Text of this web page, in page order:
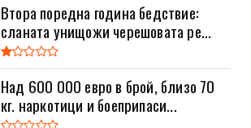
Втора поредна година бедствие:
сланата унищожи черешовата ре...
Над 600 000 евро в брой, близо 70
кг. наркотици и боеприпаси...